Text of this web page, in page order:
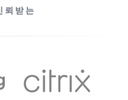
뢰받는